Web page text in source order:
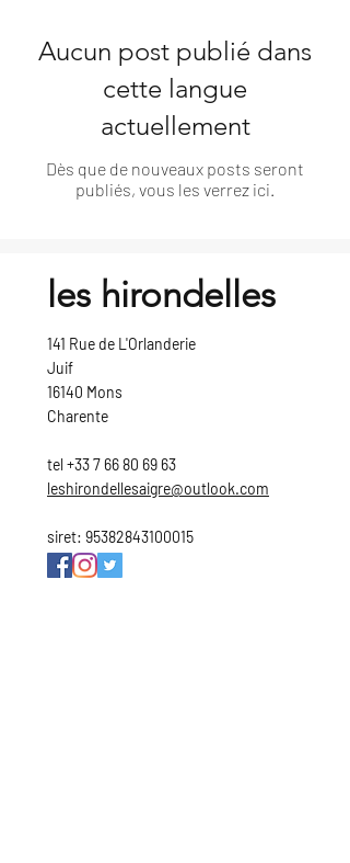
Aucun post publié dans
cette langue
actuellement
Dès que de nouveaux posts seront
publiés, vous les verrez ici.
les hirondelles
141 Rue de L'Orlanderie
Juif
16140 Mons
Charente
tel+33 7 66 80 69 63
leshirondellesaigre@outlook.com
​​siret: 95382843100015